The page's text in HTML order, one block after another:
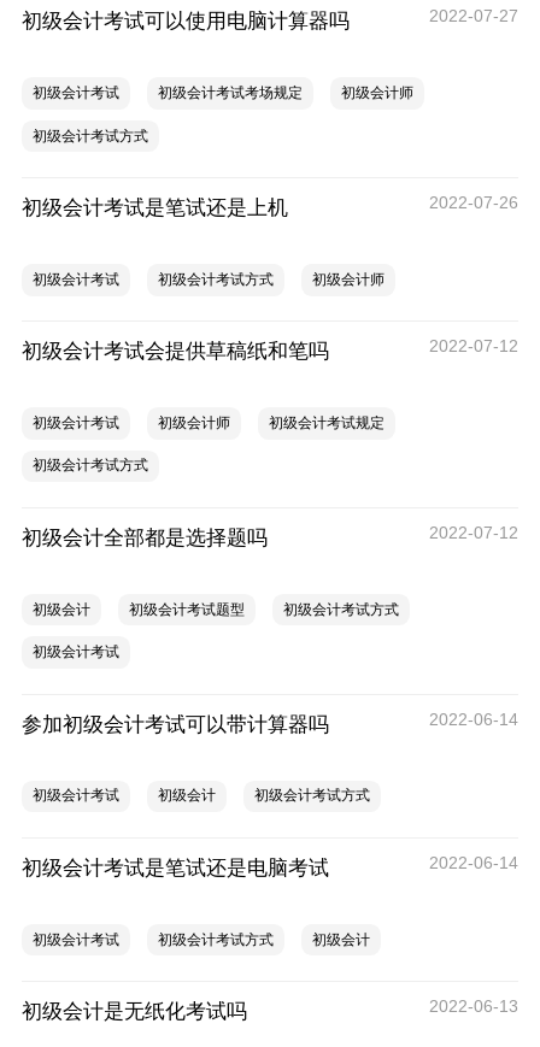
初级会计考试可以使用电脑计算器吗 2022-07-27
初级会计考试 初级会计考试考场规定 初级会计师
初级会计考试方式
初级会计考试是笔试还是上机 2022-07-26
初级会计考试 初级会计考试方式 初级会计师
初级会计考试会提供草稿纸和笔吗 2022-07-12
初级会计考试 初级会计师 初级会计考试规定
初级会计考试方式
初级会计全部都是选择题吗 2022-07-12
初级会计 初级会计考试题型 初级会计考试方式
初级会计考试
参加初级会计考试可以带计算器吗 2022-06-14
初级会计考试 初级会计 初级会计考试方式
初级会计考试是笔试还是电脑考试 2022-06-14
初级会计考试 初级会计考试方式 初级会计
初级会计是无纸化考试吗 2022-06-13